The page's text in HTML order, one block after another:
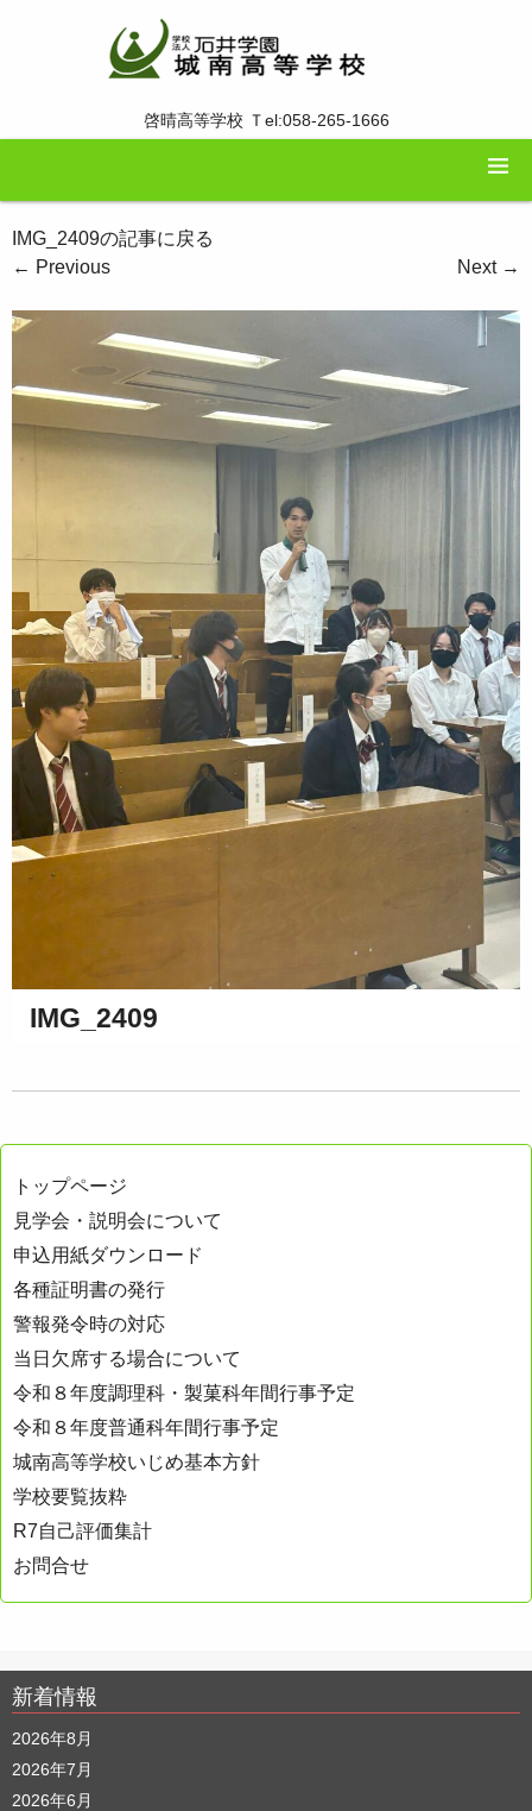
啓晴高等学校 Ｔel:058-265-1666
IMG_2409の記事に戻る
← Previous Next →
IMG_2409
トップページ
見学会・説明会について
申込用紙ダウンロード
各種証明書の発行
警報発令時の対応
当日欠席する場合について
令和８年度調理科・製菓科年間行事予定
令和８年度普通科年間行事予定
城南高等学校いじめ基本方針
学校要覧抜粋
R7自己評価集計
お問合せ
新着情報
2026年8月
2026年7月
2026年6月